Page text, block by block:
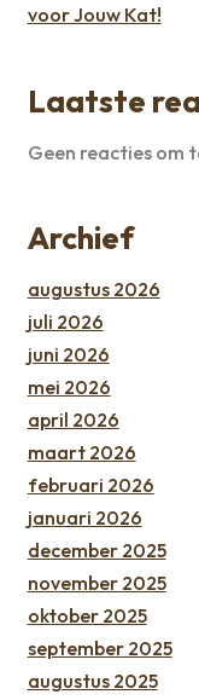
voor Jouw Kat!
Laatste
Geen reacties om
Archief
augustus 2026
juli 2026
juni 2026
mei 2026
april 2026
maart 2026
februari 2026
januari 2026
december 2025
november 2025
oktober 2025
september 2025
augustus 2025